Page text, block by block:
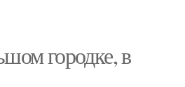
городке, в